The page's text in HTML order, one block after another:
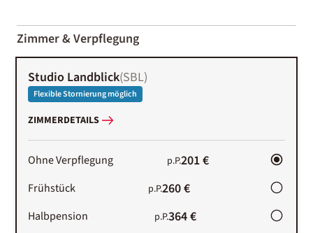
01-02
Zimmer & Verpflegung
Studio Landblick(SBL)
Flexible Stornierung möglich
ZIMMERDETAILS
Ohne Verpflegung p.P.201 €
Frühstück p.P.260 €
Halbpension p.P.364 €